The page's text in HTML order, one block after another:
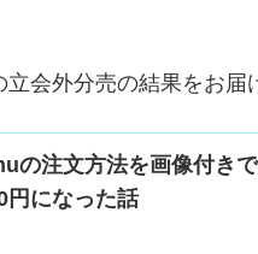
会外分売の結果をお届
の注文方法を画像付き
になった話